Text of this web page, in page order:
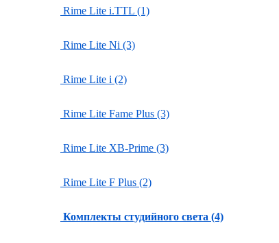
Rime Lite i.TTL (1)
Rime Lite Ni (3)
Rime Lite i (2)
Rime Lite Fame Plus (3)
Rime Lite XB-Prime (3)
Rime Lite F Plus (2)
Комплекты студийного света (4)